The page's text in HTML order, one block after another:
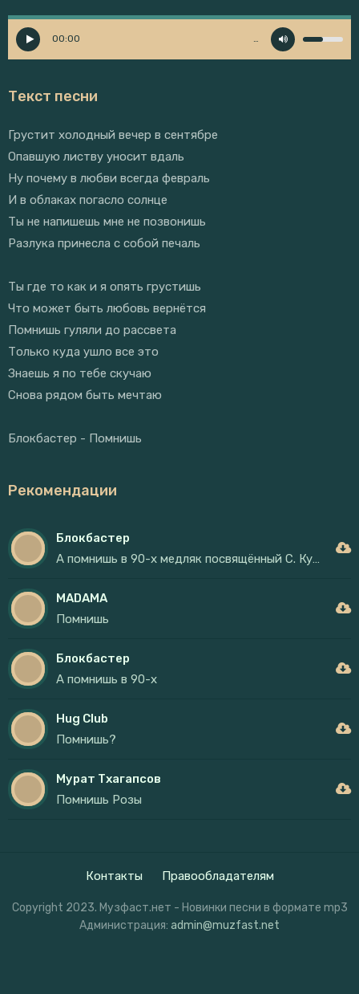
00:00 …
Текст песни
Грустит холодный вечер в сентябре
Опавшую листву уносит вдаль
Ну почему в любви всегда февраль
И в облаках погасло солнце
Ты не напишешь мне не позвонишь
Разлука принесла с собой печаль
Ты где то как и я опять грустишь
Что может быть любовь вернётся
Помнишь гуляли до рассвета
Только куда ушло все это
Знаешь я по тебе скучаю
Снова рядом быть мечтаю
Блокбастер - Помнишь
Рекомендации
Блокбастер
А помнишь в 90-х медляк посвящённый С. Кузнецову
MADAMA
Помнишь
Блокбастер
А помнишь в 90-х
Hug Club
Помнишь?
Мурат Тхагапсов
Помнишь Розы
Контакты Правообладателям
Copyright 2023. Музфаст.нет - Новинки песни в формате mp3
Администрация: admin@muzfast.net